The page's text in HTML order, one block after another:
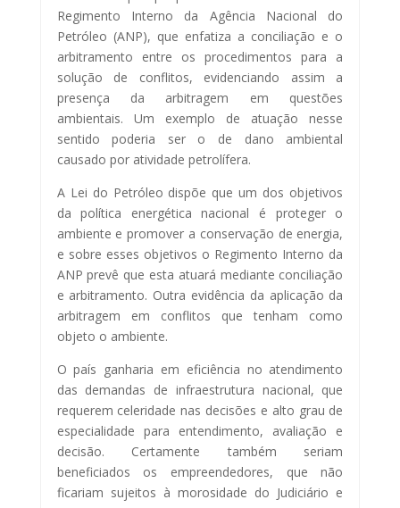
Regimento Interno da Agência Nacional do
Petróleo (ANP), que enfatiza a conciliação e o
arbitramento entre os procedimentos para a
solução de conflitos, evidenciando assim a
presença da arbitragem em questões
ambientais. Um exemplo de atuação nesse
sentido poderia ser o de dano ambiental
causado por atividade petrolífera.
A Lei do Petróleo dispõe que um dos objetivos
da política energética nacional é proteger o
ambiente e promover a conservação de energia,
e sobre esses objetivos o Regimento Interno da
ANP prevê que esta atuará mediante conciliação
e arbitramento. Outra evidência da aplicação da
arbitragem em conflitos que tenham como
objeto o ambiente.
O país ganharia em eficiência no atendimento
das demandas de infraestrutura nacional, que
requerem celeridade nas decisões e alto grau de
especialidade para entendimento, avaliação e
decisão. Certamente também seriam
beneficiados os empreendedores, que não
ficariam sujeitos à morosidade do Judiciário e